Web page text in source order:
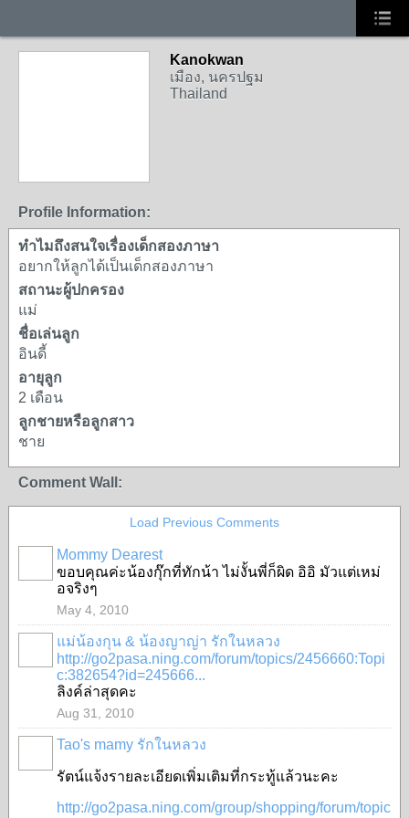
Kanokwan
เมือง, นครปฐม
Thailand
Profile Information:
ทำไมถึงสนใจเรื่องเด็กสองภาษา
อยากให้ลูกได้เป็นเด็กสองภาษา
สถานะผู้ปกครอง
แม่
ชื่อเล่นลูก
อินดี้
อายุลูก
2 เดือน
ลูกชายหรือลูกสาว
ชาย
Comment Wall:
Load Previous Comments
Mommy Dearest
ขอบคุณค่ะน้องกุ๊กที่ทักน้า ไม่งั้นพี่ก็ผิด อิอิ มัวแต่เหม่
อจริงๆ
May 4, 2010
แม่น้องกุน & น้องญาญ่า รักในหลวง
http://go2pasa.ning.com/forum/topics/2456660:Topi
c:382654?id=245666...
ลิงค์ล่าสุดคะ
Aug 31, 2010
Tao's mamy รักในหลวง
รัตน์แจ้งรายละเอียดเพิ่มเติมที่กระทู้แล้วนะคะ
http://go2pasa.ning.com/group/shopping/forum/topic